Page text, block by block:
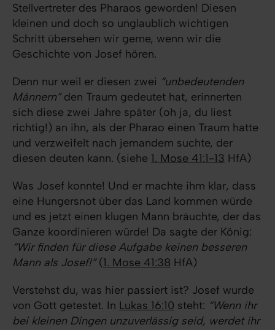
Stellvertreter des Pharaos geworden! Diesen
kleinen und doch so unglaublich wichtigen
Schritt übersehen wir gerne, wenn wir die
Geschichte von Josef hören.
Denn nur weil er diesen zwei “unbedeutenden
Männern”den Traum gedeutet hat, erinnerten
sich diese zwei Jahre später (oh ja, du liest
richtig!) an ihn, als der Pharao einen Traum hatte
und verzweifelt nach jemandem suchte, der
diesen deuten kann. (siehe 1. Mose 41:1-13 HfA)
Was Josef konnte! Und er machte ihm klar, dass
eine Hungersnot über das Land kommen würde
und es jetzt einen klugen Mann bräuchte, der das
Ganze koordinieren würde! Da sagte der König:
“Wir finden für diese Aufgabe keinen besseren
Mann als Josef!”(1. Mose 41:38 HfA)
Verstehst du, was hier passiert ist? Josef wurde
von Gott getestet. In Lukas 16:10 steht: “Wenn ihr
bei kleinen Dingen unzuverlässig seid, werdet ihr